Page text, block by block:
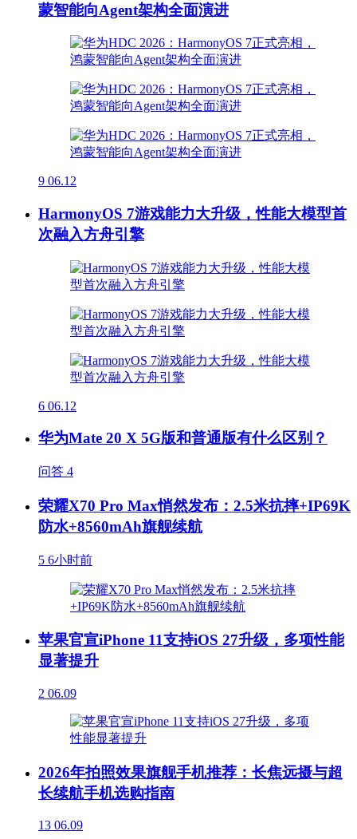
蒙智能向Agent架构全面演进
9 06.12
HarmonyOS 7游戏能力大升级，性能大模型首
次融入方舟引擎
6 06.12
华为Mate 20 X 5G版和普通版有什么区别？
问答 4
荣耀X70 Pro Max悄然发布：2.5米抗摔+IP69K
防水+8560mAh旗舰续航
5 6小时前
苹果官宣iPhone 11支持iOS 27升级，多项性能
显著提升
2 06.09
2026年拍照效果旗舰手机推荐：长焦远摄与超
长续航手机选购指南
13 06.09